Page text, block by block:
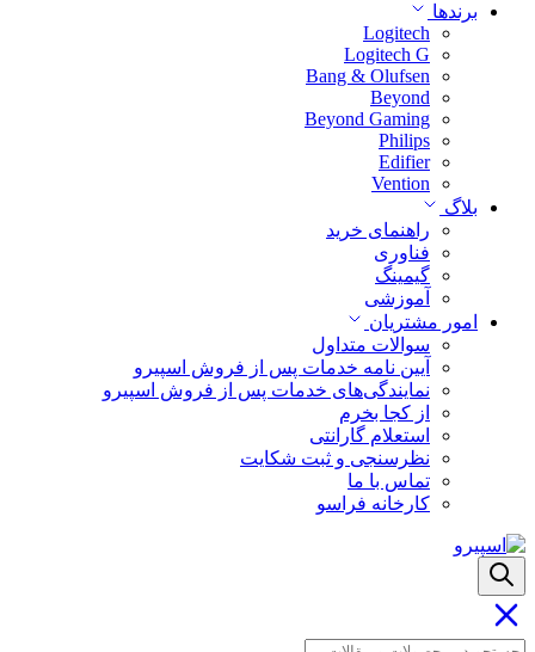
برندها
Logitech
Logitech G
Bang & Olufsen
Beyond
Beyond Gaming
Philips
Edifier
Vention
بلاگ
راهنمای خرید
فناوری
گیمینگ
آموزشی
امور مشتریان
سوالات متداول
آیین نامه خدمات پس از فروش اسپیرو
نمایندگی‌های خدمات پس از فروش اسپیرو
از کجا بخرم
استعلام گارانتی
نظرسنجی و ثبت شکایت
تماس با ما
کارخانه فراسو